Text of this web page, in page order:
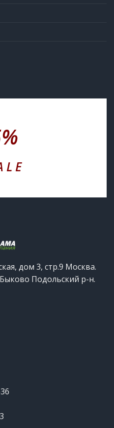
L E
дом 3, стр.9 Москва.
Быково Подольский р-н.